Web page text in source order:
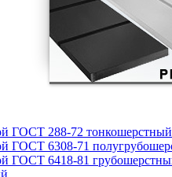
ГОСТ 288-72 тонкошерстный
ГОСТ 6308-71
ГОСТ 6418-81